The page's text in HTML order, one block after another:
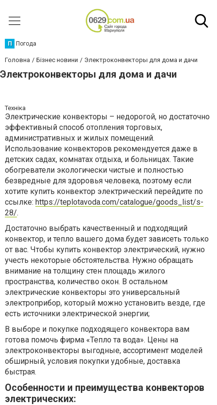
П Погода
Головна Бізнес новини Электроконвекторы для дома и дачи
Электроконвекторы для дома и дачи
Техніка
Электрические конвекторы – недорогой, но достаточно
эффективный способ отопления торговых,
административных и жилых помещений.
Использование конвекторов рекомендуется даже в
детских садах, комнатах отдыха, и больницах. Такие
обогреватели экологически чистые и полностью
безвредные для здоровья человека, поэтому если
хотите купить конвектор электрический перейдите по
ссылке: https://teplotavoda.com/catalogue/goods_list/s-
28/.
Достаточно выбрать качественный и подходящий
конвектор, и тепло вашего дома будет зависеть только
от вас. Чтобы купить конвектор электрический, нужно
учесть некоторые обстоятельства. Нужно обращать
внимание на толщину стен площадь жилого
пространства, количество окон. В остальном
электрические конвекторы это универсальный
электроприбор, который можно установить везде, где
есть источники электрической энергии;
В выборе и покупке подходящего конвектора вам
готова помочь фирма «Тепло та вода». Цены на
электроконвекторы выгодные, ассортимент моделей
обширный, условия покупки удобные, доставка
быстрая.
Особенности и преимущества конвекторов
электрических: